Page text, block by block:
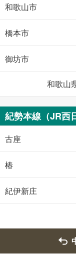
和歌山市
橋本市
御坊市
海草郡紀美野町
伊都郡九度山町
有田郡広川町
日高郡美浜町
日高郡日高川町
和歌山
紀勢本線（JR西
古座
椿
紀伊新庄